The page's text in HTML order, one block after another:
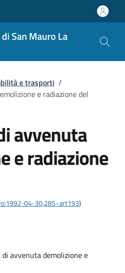
San Mauro La
e trasporti /
e radiazione del
avvenuta
e radiazione
04-30;285~art193)
avvenuta demolizione e